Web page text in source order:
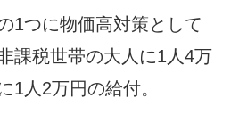
1つに物価高対策として
課税世帯の大人に1人4万
1人2万円の給付。